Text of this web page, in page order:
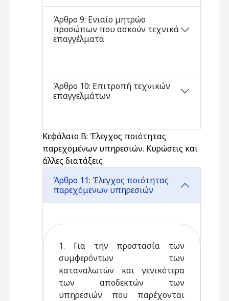
Άρθρο 9: Ενιαίο μητρώο
προσώπων που ασκούν τεχνικά
επαγγέλματα
Άρθρο 10: Επιτροπή τεχνικών
επαγγελμάτων
Κεφάλαιο Β: Έλεγχος ποιότητας
παρεχομένων υπηρεσιών. Κυρώσεις και
άλλες διατάξεις
Άρθρο 11: Έλεγχος ποιότητας
παρεχόμενων υπηρεσιών
1. Για την προστασία των
συμφερόντων των
καταναλωτών και γενικότερα
των αποδεκτών των
υπηρεσιών που παρέχονται